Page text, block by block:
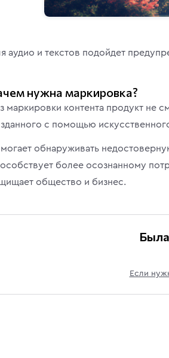
аудио и текстов подойдет
нужна маркировка?
маркировки контента продукт не
с помощью
обнаруживать
более осознанному
общество и бизнес.
Была
Если